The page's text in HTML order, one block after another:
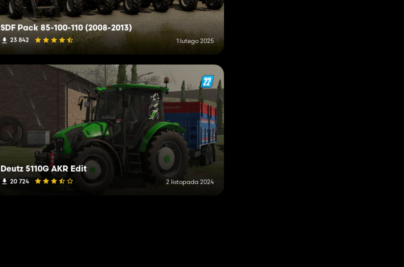
SDF Pack 85-100-110 (2008-2013)
23 842 1 lutego 2025
Deutz 5110G AKR Edit
20 724 2 listopada 2024